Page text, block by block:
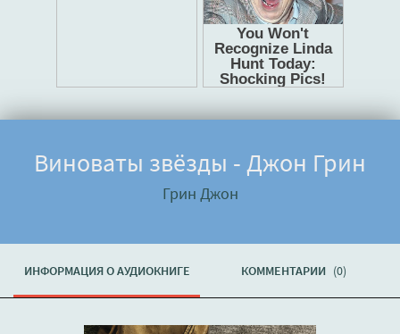
Виноваты звёзды - Джон Грин
Грин Джон
ИНФОРМАЦИЯ О АУДИОКНИГЕ КОММЕНТАРИИ (0)